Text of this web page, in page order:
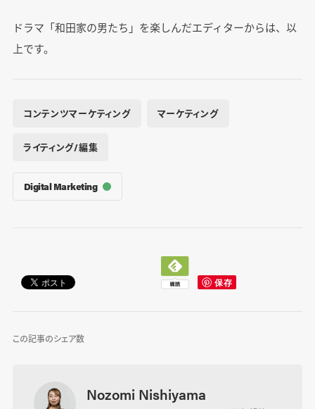
ドラマ「和田家の男たち」を楽しんだエディターからは、以
上です。
コンテンツマーケティング マーケティング
ライティング/編集
Digital Marketing
この記事のシェア数
Nozomi Nishiyama